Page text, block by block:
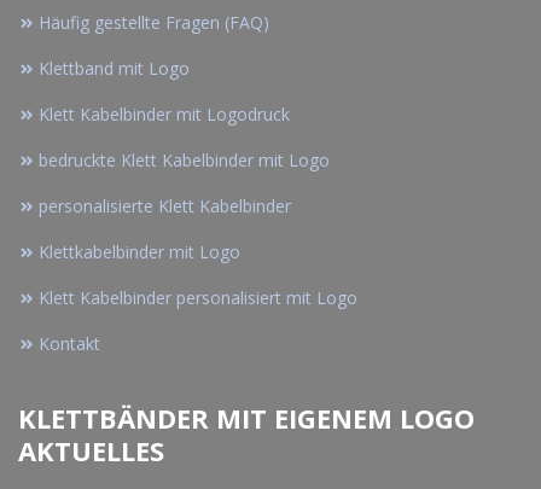
Häufig gestellte Fragen (FAQ)
Klettband mit Logo
Klett Kabelbinder mit Logodruck
bedruckte Klett Kabelbinder mit Logo
personalisierte Klett Kabelbinder
Klettkabelbinder mit Logo
Klett Kabelbinder personalisiert mit Logo
Kontakt
KLETTBÄNDER MIT EIGENEM LOGO
AKTUELLES